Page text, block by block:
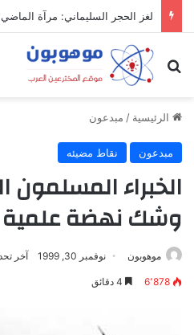
لغز الحجر السليماني: مرآة الماضي
بحث عن
الرئيسية / مبدعون
مبدعون نقاط مضيئه
الخبراء المسلمون
وشك نهضة علمية
موهوبون نوفمبر 30, 1999 آخر
6٬878